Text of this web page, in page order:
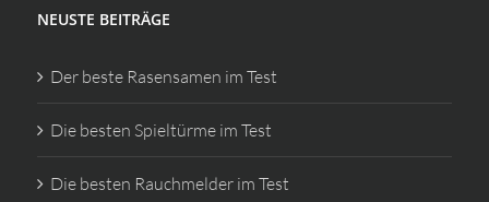
NEUSTE BEITRÄGE
Der beste Rasensamen im Test
Die besten Spieltürme im Test
Die besten Rauchmelder im Test